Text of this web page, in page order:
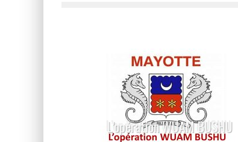
L’opération WUAM BUSHU